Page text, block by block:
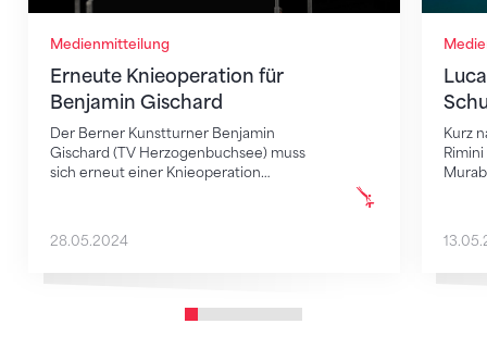
Medienmitteilung
Erneute Knieoperation für
Benjamin Gischard
Der Berner Kunstturner Benjamin
Gischard (TV Herzogenbuchsee) muss
sich erneut einer Knieoperation…
28.05.2024
Kurz